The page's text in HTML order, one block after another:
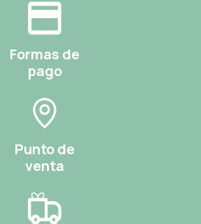
Formas de
pago
Punto de
venta